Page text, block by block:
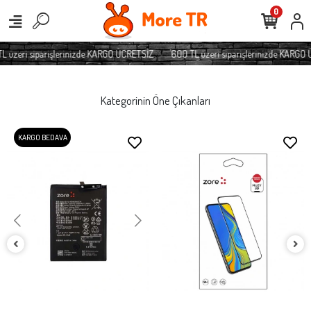
siparişlerinizde KARGO ÜCRETSİZ 600 TL üzeri siparişlerinizde KARGO
0
Kategorinin Öne Çıkanları
KARGO BEDAVA